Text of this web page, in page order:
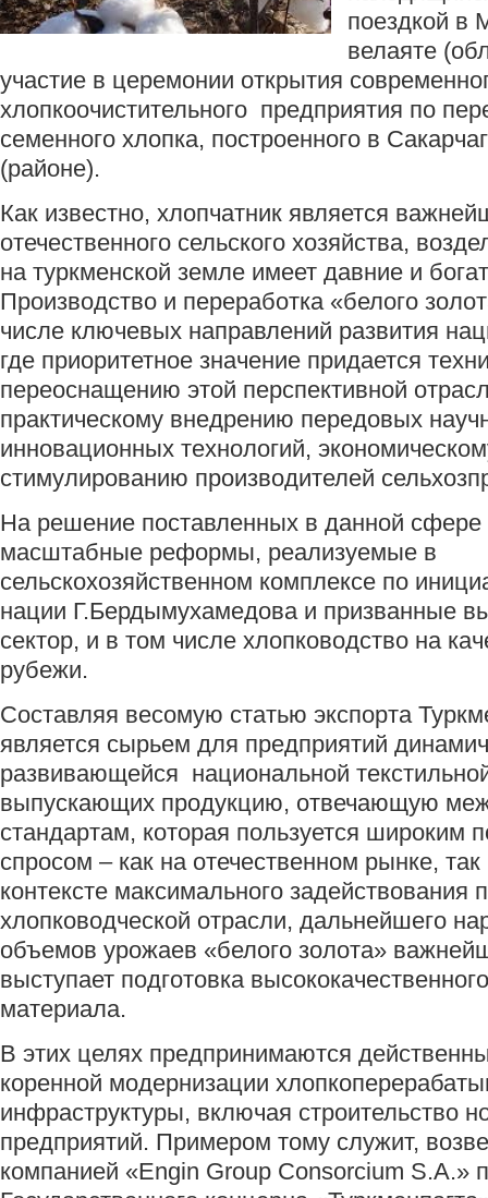
поездкой в
велаяте
участие в церемонии открытия
хлопкоочистительного предприятия по
семенного хлопка, построенного в
(районе).
Как известно, хлопчатник является
отечественного сельского хозяйства,
на туркменской земле имеет давние и
Производство и переработка «белого
числе ключевых направлений развития
где приоритетное значение придается
переоснащению этой перспективной
практическому внедрению передовых
инновационных технологий,
стимулированию производителей
На решение поставленных в данной
масштабные реформы, реализуемые в
сельскохозяйственном комплексе по
нации Г.Бердымухамедова и призванные
сектор, и в том числе хлопководство на
рубежи.
Составляя весомую статью экспорта
является сырьем для предприятий
развивающейся национальной
выпускающих продукцию, отвечающую
стандартам, которая пользуется широким
спросом – как на отечественном рынке,
контексте максимального задействования
хлопководческой отрасли, дальнейшего
объемов урожаев «белого золота»
выступает подготовка
материала.
В этих целях предпринимаются
коренной модернизации
инфраструктуры, включая строительство
предприятий. Примером тому служит,
компанией «Engin Group Consorcium S.A.»